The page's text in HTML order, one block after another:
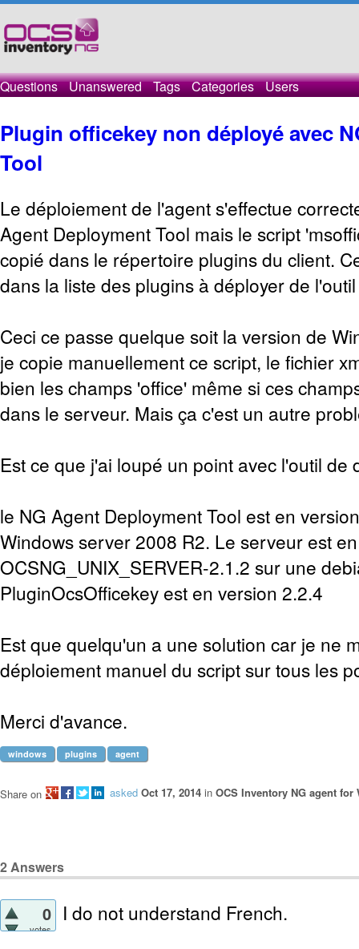
Questions Unanswered Tags Categories Users
Plugin officekey non déployé avec
Tool
Le déploiement de l'agent s'effectue
Agent Deployment Tool mais le script
copié dans le répertoire plugins du client.
dans la liste des plugins à déployer de
Ceci ce passe quelque soit la version de
je copie manuellement ce script, le fichier
bien les champs 'office' même si ces
dans le serveur. Mais ça c'est un autre
Est ce que j'ai loupé un point avec l'outil de
le NG Agent Deployment Tool est en
Windows server 2008 R2. Le serveur est
OCSNG_UNIX_SERVER-2.1.2 sur une
PluginOcsOfficekey est en version 2.2.4
Est que quelqu'un a une solution car je ne
déploiement manuel du script sur tous les
Merci d'avance.
windows plugins agent
asked Oct 17, 2014 in OCS Inventory NG agent for
Share on
2Answers
0
votes
I do not understand French.